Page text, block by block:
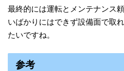
最終的には運転とメンテナンス
いばかりにはできず設備面で取
たいですね。
参考